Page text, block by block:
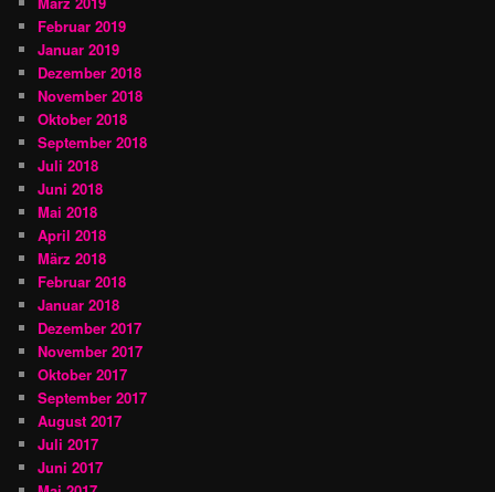
Februar 2019
Januar 2019
Dezember 2018
November 2018
Oktober 2018
September 2018
Juli 2018
Juni 2018
Mai 2018
April 2018
März 2018
Februar 2018
Januar 2018
Dezember 2017
November 2017
Oktober 2017
September 2017
August 2017
Juli 2017
Juni 2017